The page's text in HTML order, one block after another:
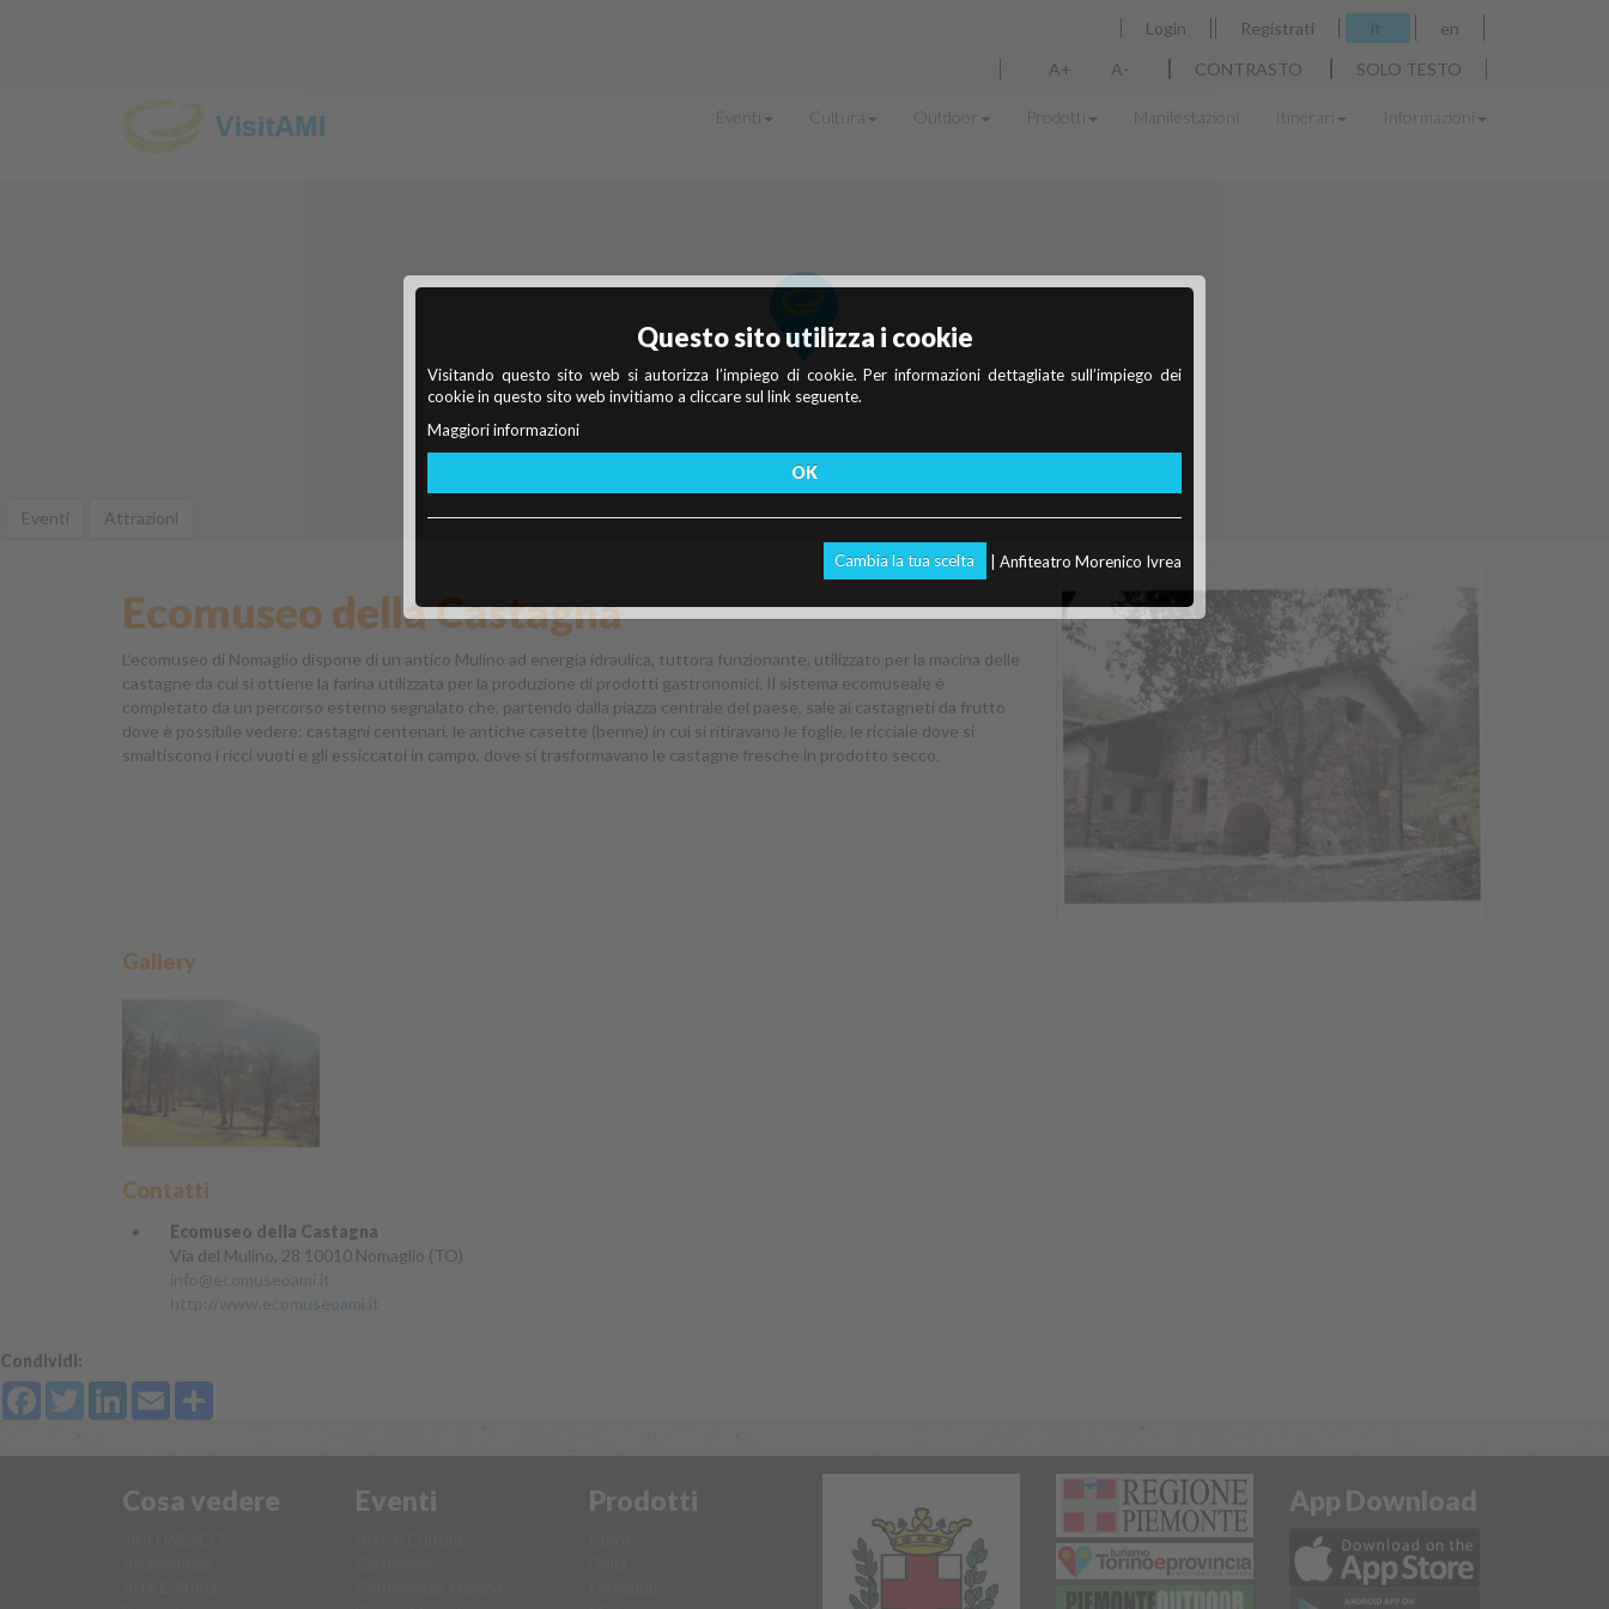
Login Registrati it
en
A+
A- CONTRASTO SOLO TESTO
Eventi Cultura Outdoor Prodotti Manifestazioni Itinerari Informazioni
Ecomuseo della Castagna
L’ecomuseo di Nomaglio dispone di un antico Mulino ad energia idraulica, tuttora funzionante, utilizzato per la macina delle
castagne da cui si ottiene la farina utilizzata per la produzione di prodotti gastronomici. Il sistema ecomuseale è
completato da un percorso esterno segnalato che, partendo dalla piazza centrale del paese, sale ai castagneti da frutto
dove è possibile vedere: castagni centenari, le antiche casette (benne) in cui si ritiravano le foglie, le ricciaie dove si
smaltiscono i ricci vuoti e gli essiccatoi in campo, dove si trasformavano le castagne fresche in prodotto secco.
Gallery
Contatti
Ecomuseo della Castagna
Via del Mulino, 28 10010 Nomaglio (TO)
info@ecomuseoami.it
http://www.ecomuseoami.it
Condividi:
FacebookTwitterLinkedInEmail
Cosa vedere Eventi Prodotti App Download
Questo sito utilizza i cookie
Visitando questo sito web si autorizza l’impiego di cookie. Per informazioni dettagliate sull’impiego dei
cookie in questo sito web invitiamo a cliccare sul link seguente.
Maggiori informazioni
OK
Cambia la tua scelta | Anfiteatro Morenico Ivrea